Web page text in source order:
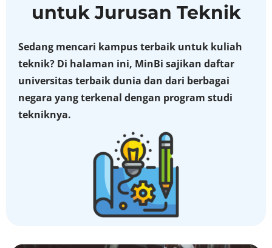
untuk Jurusan Teknik
Sedang mencari kampus terbaik untuk kuliah
teknik? Di halaman ini, MinBi sajikan daftar
universitas terbaik dunia dan dari berbagai
negara yang terkenal dengan program studi
tekniknya.